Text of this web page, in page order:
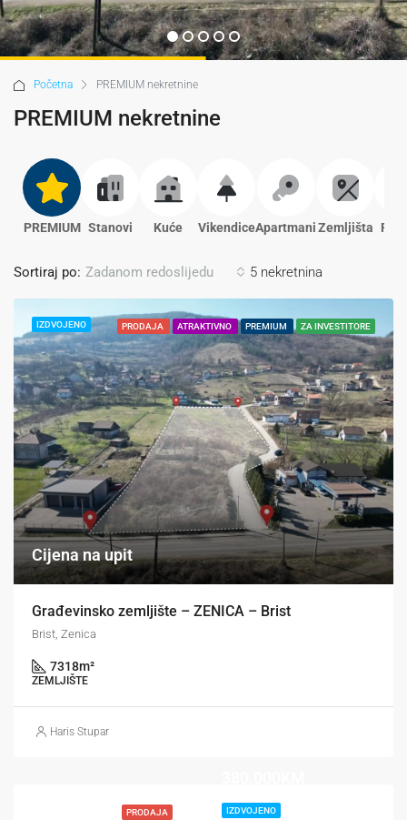
Agencija “Nekretnine FLASH” prodaje
izuzetno atraktivno, infrastrukturno
pripremljeno građevinsko zemljište veće
površine na frekventnoj...
Početna PREMIUM nekretnine
PREMIUM nekretnine
PREMIUM Stanovi Kuće VikendiceApartmaniZemljišta
5 nekretnina
Sortiraj po: Zadanom redoslijedu
IZDVOJENO PRODAJA ATRAKTIVNO PREMIUM ZA INVESTITORE
Cijena na upit
Građevinsko zemljište – ZENICA – Brist
Brist, Zenica
7318m²
ZEMLJIŠTE
Haris Stupar
IZDVOJENO
PRODAJA